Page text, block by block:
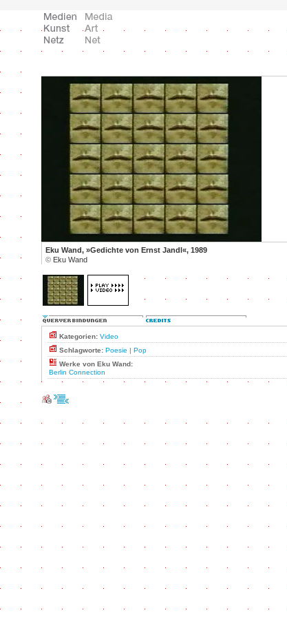
Eku Wand, »Gedichte von Ernst Jandl«, 1989
© Eku Wand
Kategorien: Video
Schlagworte: Poesie | Pop
Werke von Eku Wand:
Berlin Connection